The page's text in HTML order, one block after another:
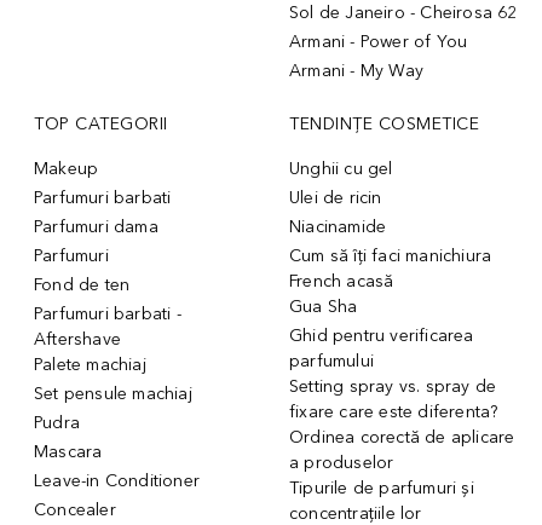
Sol de Janeiro - Cheirosa 62
Armani - Power of You
Armani - My Way
TOP CATEGORII
Makeup
Parfumuri barbati
Parfumuri dama
Parfumuri
Fond de ten
Parfumuri barbati -
Aftershave
Palete machiaj
Set pensule machiaj
Pudra
Mascara
Leave-in Conditioner
Concealer
TENDINȚE COSMETICE
Unghii cu gel
Ulei de ricin
Niacinamide
Cum să îți faci manichiura
French acasă
Gua Sha
Ghid pentru verificarea
parfumului
Setting spray vs. spray de
fixare care este diferenta?
Ordinea corectă de aplicare
a produselor
Tipurile de parfumuri și
concentrațiile lor